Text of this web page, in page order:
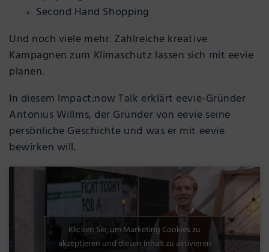
Second Hand Shopping
Und noch viele mehr. Zahlreiche kreative
Kampagnen zum Klimaschutz lassen sich mit eevie
planen.
In diesem Impact:now Talk erklärt eevie-Gründer
Antonius Willms, der Gründer von eevie seine
persönliche Geschichte und was er mit eevie
bewirken will.
Klicken Sie, um Marketing Cookies zu
akzeptieren und diesen Inhalt zu aktivieren